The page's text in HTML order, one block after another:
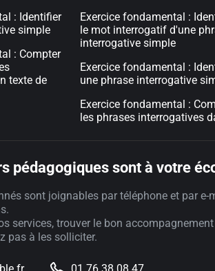
: Identifier
simple
: Compter
texte de
Exercice fondamental :
le mot interrogatif d'une
interrogative simple
Exercice fondamental :
une phrase interrogative
Exercice fondamental :
les phrases interrogatives
pédagogiques sont à votre
sont joignables par téléphone et par e-
services, trouver le bon
pas à les solliciter.